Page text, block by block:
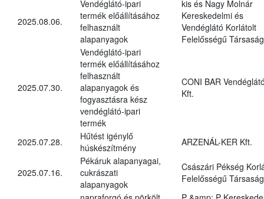
2025.08.06.
Vendéglátó-ipari
termék előállításához
felhasznált
alapanyagok
kis és Nagy Molnár
Kereskedelmi és
Vendéglátó Korlátolt
Felelősségű Társaság
2025.07.30.
Vendéglátó-ipari
termék előállításához
felhasznált
alapanyagok és
fogyasztásra kész
vendéglátó-ipari
termék
CONI BAR
Kft.
2025.07.28.
Hűtést igénylő
húskészítmény
ARZENÁL-KER Kft.
2025.07.16.
Pékáruk alapanyagai,
cukrászati
alapanyagok
Császári Pékség
Felelősségű Társaság